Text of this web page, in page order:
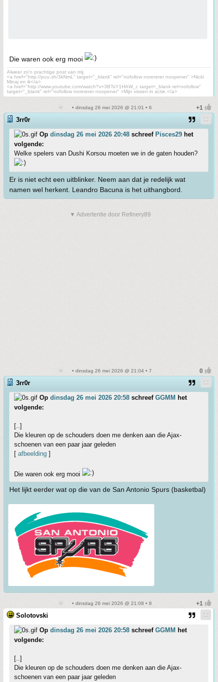
Die waren ook erg mooi
Alweer zo'n prachtige post van mij.
<a href="http://puu.sh/3kNmL" target="_blank" rel="nofollow norererer noopener" >Nicki
Minaj en ik</a>
<a href="http://www.youtube.com/watch?v=3BTsY1HAW_c target=_blank rel=nofollow"
target="_blank" rel="nofollow norererer noopener" >Mijn vissen in actie.</a>
• dinsdag 26 mei 2026 @ 21:01 • 6
3rr0r
Op dinsdag 26 mei 2026 20:48 schreef Pisces29 het
volgende:
Welke spelers van Dushi Korsou moeten we in de gaten houden?
Er is niet echt een uitblinker. Neem aan dat je redelijk wat
namen wel herkent. Leandro Bacuna is het uithangbord.
▼ Advertentie door Refinery89
• dinsdag 26 mei 2026 @ 21:04 • 7
3rr0r
Op dinsdag 26 mei 2026 20:58 schreef GGMM het
volgende:
[..]
Die kleuren op de schouders doen me denken aan die Ajax-
schoenen van een paar jaar geleden
[ afbeelding ]
Die waren ook erg mooi
Het lijkt eerder wat op die van de San Antonio Spurs (basketbal)
• dinsdag 26 mei 2026 @ 21:08 • 8
Solotovski
Op dinsdag 26 mei 2026 20:58 schreef GGMM het
volgende:
[..]
Die kleuren op de schouders doen me denken aan die Ajax-
schoenen van een paar jaar geleden